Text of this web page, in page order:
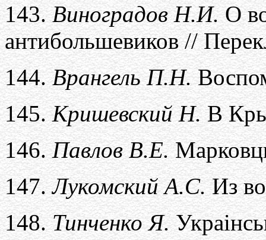
143.Виноградов Н.И.О
антибольшевиков //
144.Врангель П.Н.
145.Кришевский Н.В
146.Павлов В.Е.
147.Лукомский А.С.Из
148.Тинченко Я.